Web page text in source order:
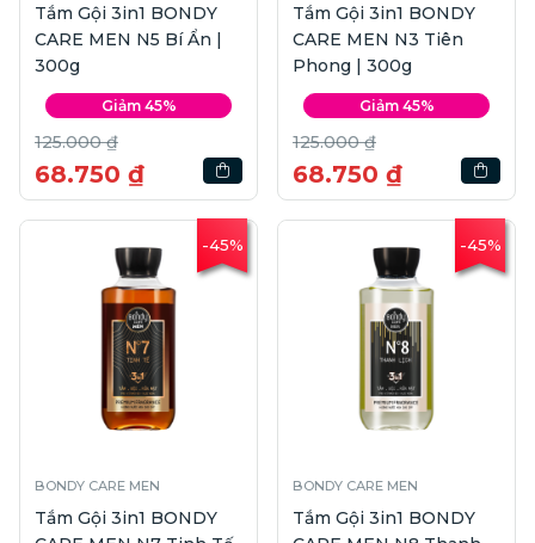
Tắm Gội 3in1 BONDY
CARE MEN N5 Bí Ẩn |
300g
Giảm 45%
125.000 ₫
68.750 ₫
Tắm Gội 3in1 BONDY
CARE MEN N3 Tiên
Phong | 300g
Giảm 45%
125.000 ₫
68.750 ₫
-45%
BONDY CARE MEN
Tắm Gội 3in1 BONDY
-45%
BONDY CARE MEN
Tắm Gội 3in1 BONDY